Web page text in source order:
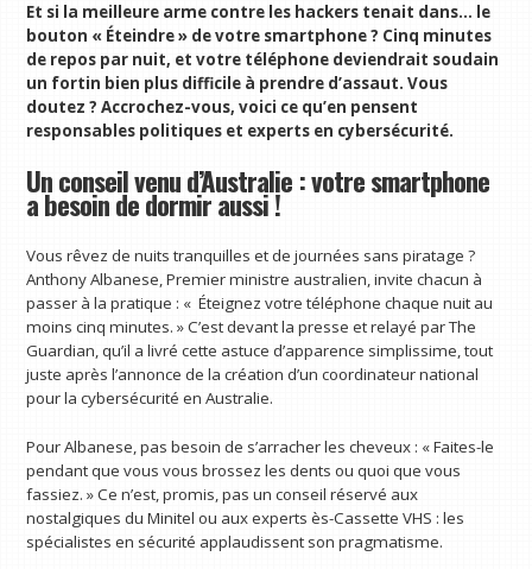
Et si la meilleure arme contre les hackers tenait dans… le
bouton « Éteindre » de votre smartphone ? Cinq minutes
de repos par nuit, et votre téléphone deviendrait soudain
un fortin bien plus difficile à prendre d’assaut. Vous
doutez ? Accrochez-vous, voici ce qu’en pensent
responsables politiques et experts en cybersécurité.
Un conseil venu d’Australie : votre smartphone
a besoin de dormir aussi !
Vous rêvez de nuits tranquilles et de journées sans piratage ?
Anthony Albanese, Premier ministre australien, invite chacun à
passer à la pratique : « Éteignez votre téléphone chaque nuit au
moins cinq minutes. » C’est devant la presse et relayé par The
Guardian, qu’il a livré cette astuce d’apparence simplissime, tout
juste après l’annonce de la création d’un coordinateur national
pour la cybersécurité en Australie.
Pour Albanese, pas besoin de s’arracher les cheveux : « Faites-le
pendant que vous vous brossez les dents ou quoi que vous
fassiez. » Ce n’est, promis, pas un conseil réservé aux
nostalgiques du Minitel ou aux experts ès-Cassette VHS : les
spécialistes en sécurité applaudissent son pragmatisme.